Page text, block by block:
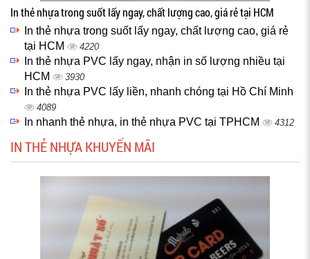
In thẻ nhựa trong suốt lấy ngay, chất lượng cao, giá rẻ tại HCM
In thẻ nhựa trong suốt lấy ngay, chất lượng cao, giá rẻ
tại HCM
4220
In thẻ nhựa PVC lấy ngay, nhận in số lượng nhiều tại
HCM
3930
In thẻ nhựa PVC lấy liền, nhanh chóng tại Hồ Chí Minh
4089
In nhanh thẻ nhựa, in thẻ nhựa PVC tại TPHCM 4312
IN THẺ NHỰA KHUYẾN MÃI